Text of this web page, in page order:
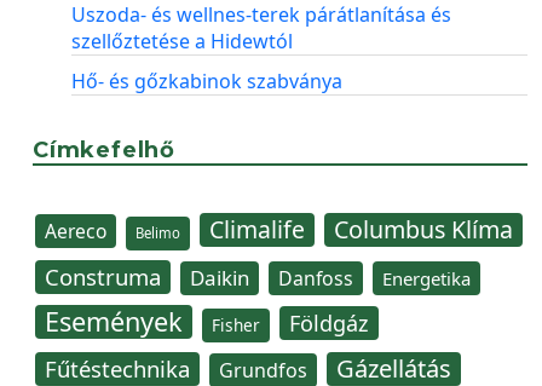
Uszoda- és wellnes-terek párátlanítása és
szellőztetése a Hidewtól
Hő- és gőzkabinok szabványa
Címkefelhő
Aereco Belimo Climalife Columbus Klíma
Construma Daikin Danfoss Energetika
Események Fisher Földgáz
Fűtéstechnika Grundfos Gázellátás